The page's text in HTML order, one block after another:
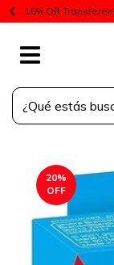
15% Off
20%
OFF